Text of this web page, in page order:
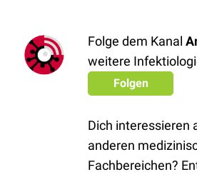
Folge dem Kanal
weitere
Folgen
Dich interessieren
anderen
Fachbereichen?